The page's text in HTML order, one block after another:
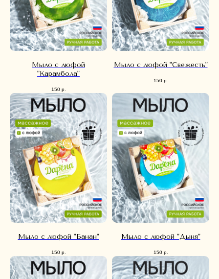
Мыло с люфой
"Карамбола"
150 р.
Мыло с люфой "Свежесть"
150 р.
Мыло с люфой "Банан"
150 р.
Мыло с люфой "Дыня"
150 р.